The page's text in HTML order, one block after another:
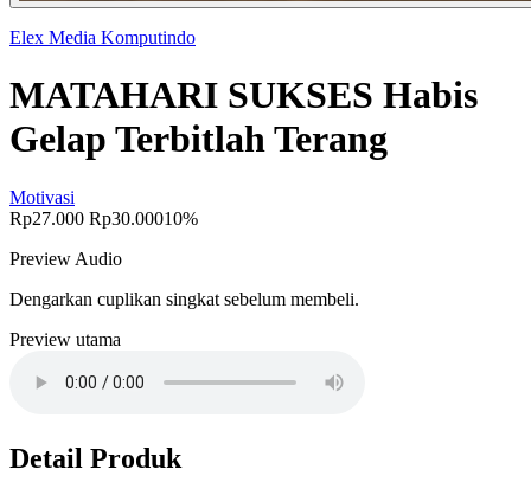
Elex Media Komputindo
MATAHARI SUKSES Habis
Gelap Terbitlah Terang
Motivasi
Rp27.000 Rp30.00010%
Preview Audio
Dengarkan cuplikan singkat sebelum membeli.
Preview utama
Detail Produk